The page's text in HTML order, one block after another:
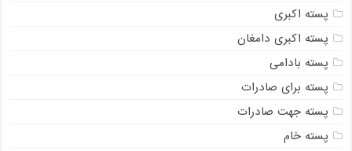
پسته اکبری
پسته اکبری دامغان
پسته بادامی
پسته برای صادرات
پسته جهت صادرات
پسته خام